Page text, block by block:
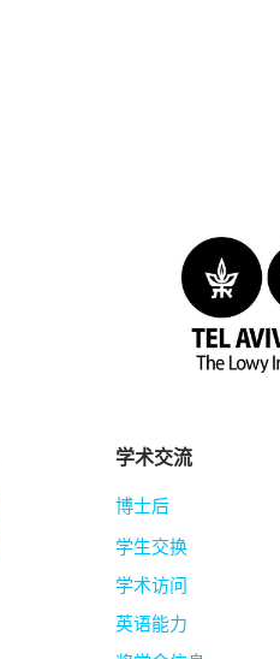
学术交流
博士后
学生交换
学术访问
英语能力